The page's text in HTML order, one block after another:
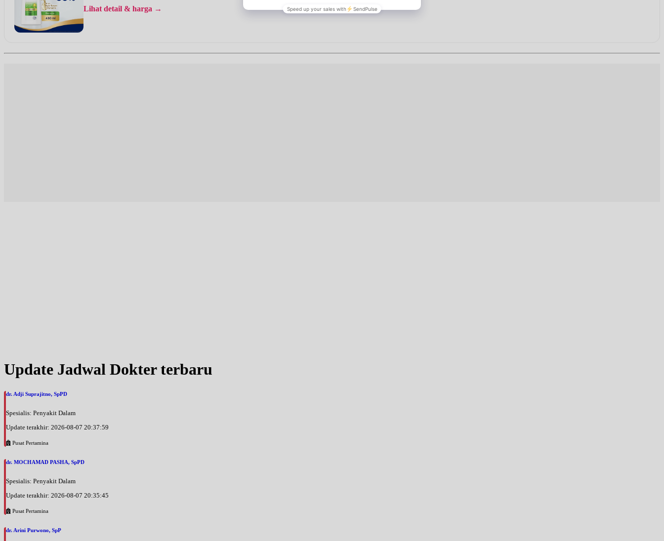
Kamis, 27/08/2026
Jam 10:30 - 11:00
Lihat detail & harga →
Update Jadwal Dokter terbaru
dr. Adji Suprajitno, SpPD
Spesialis: Penyakit Dalam
Update terakhir: 2026-08-07 20:37:59
Pusat Pertamina
dr. MOCHAMAD PASHA, SpPD
Spesialis: Penyakit Dalam
Update terakhir: 2026-08-07 20:35:45
Pusat Pertamina
dr. Arini Purwono, SpP